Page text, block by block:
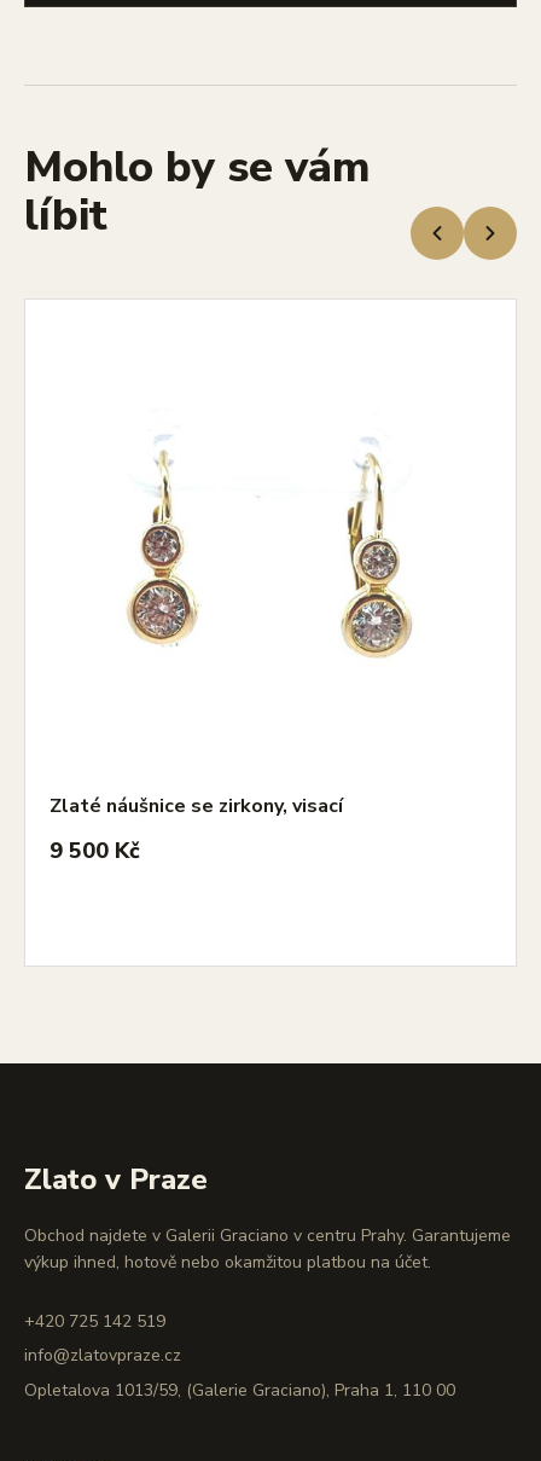
Mohlo by se vám
líbit
Zlaté náušnice se zirkony, visací
9 500 Kč
Zlato v Praze
Obchod najdete v Galerii Graciano v centru Prahy. Garantujeme
výkup ihned, hotově nebo okamžitou platbou na účet.
+420 725 142 519
info@zlatovpraze.cz
Opletalova 1013/59, (Galerie Graciano), Praha 1, 110 00